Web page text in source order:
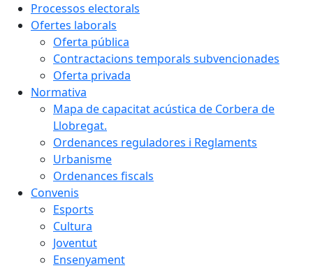
Processos electorals
Ofertes laborals
Oferta pública
Contractacions temporals subvencionades
Oferta privada
Normativa
Mapa de capacitat acústica de Corbera de
Llobregat.
Ordenances reguladores i Reglaments
Urbanisme
Ordenances fiscals
Convenis
Esports
Cultura
Joventut
Ensenyament